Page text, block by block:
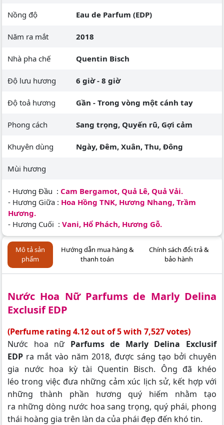
Mô tả sản
phẩm
Hướng dẫn mua hàng &
thanh toán
Chính sách đổi trả &
bảo hành
Nước Hoa Nữ Parfums de Marly Delina
Exclusif EDP
(Perfume rating 4.12 out of 5 with 7,527 votes)
Nước hoa nữ Parfums de Marly Delina Exclusif
EDP ra mắt vào năm 2018, được sáng tạo bởi chuyên
gia nước hoa kỳ tài Quentin Bisch. Ông đã khéo
léo trong việc đưa những cảm xúc lịch sử, kết hợp với
những thành phần hương quý hiếm nhằm tạo
ra những dòng nước hoa sang trọng, quý phái, phong
thái hoàng gia trên làn da của phái đẹp đến khó tin.
Nồng độ Eau de Parfum (EDP)
Năm ra mắt 2018
Nhà pha chế Quentin Bisch
Độ lưu hương 6 giờ - 8 giờ
Độ toả hương Gần - Trong vòng một cánh tay
Phong cách Sang trọng, Quyến rũ, Gợi cảm
Khuyên dùng Ngày, Đêm, Xuân, Thu, Đông
Mùi hương
- Hương Đầu : Cam Bergamot, Quả Lê, Quả Vải.
- Hương Giữa : Hoa Hồng TNK, Hương Nhang, Trầm
Hương.
- Hương Cuối : Vani, Hổ Phách, Hương Gỗ.